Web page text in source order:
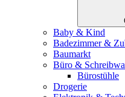
Baby & Kind
Badezimmer &
Baumarkt
Büro &
Bürostühle
Drogerie